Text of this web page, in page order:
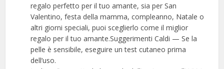
regalo perfetto per il tuo amante, sia per San
Valentino, festa della mamma, compleanno, Natale o
altri giorni speciali, puoi sceglierlo come il miglior
regalo per il tuo amante.Suggerimenti Caldi — Se la
pelle è sensibile, eseguire un test cutaneo prima
dell’uso.